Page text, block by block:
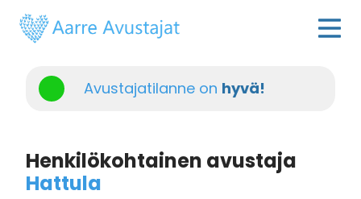
Avustajatilanne on hyvä!
Henkilökohtainen avustaja
Hattula